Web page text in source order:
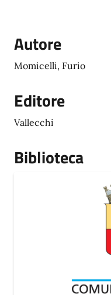
Autore
Momicelli, Furio
Editore
Vallecchi
Biblioteca